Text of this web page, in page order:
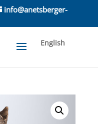
info@anetsberger-
English